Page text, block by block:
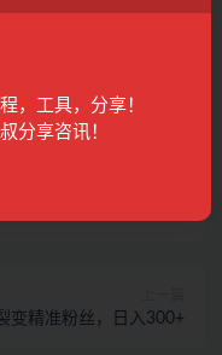
变精准粉丝，日入300+
，工具，分享！
分享咨讯！